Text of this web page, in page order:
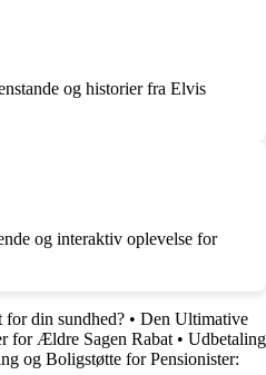
og historier fra Elvis
og interaktiv oplevelse for
din sundhed? • Den Ultimative
for Ældre Sagen Rabat • Udbetaling
og Boligstøtte for Pensionister: